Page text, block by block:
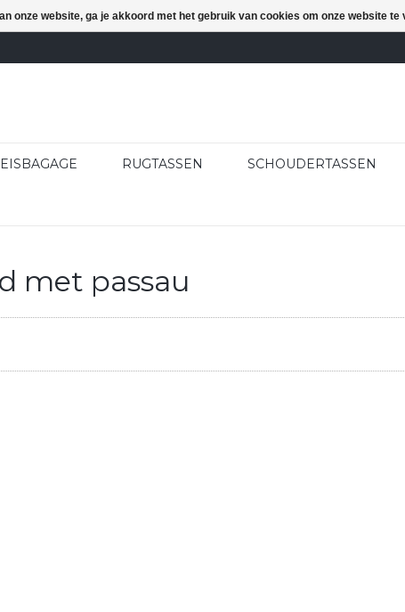
RUGTASSEN SCHOUDERTASSEN
met passau
onze website, ga je akkoord met het gebruik van cookies om onze website te